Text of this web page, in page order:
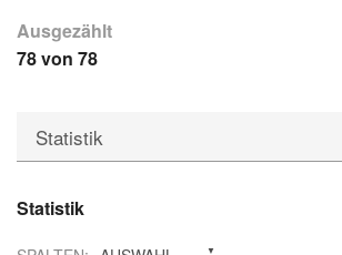
Ausgezählt
78 von 78
Statistik
Wahlkreise
Statistik